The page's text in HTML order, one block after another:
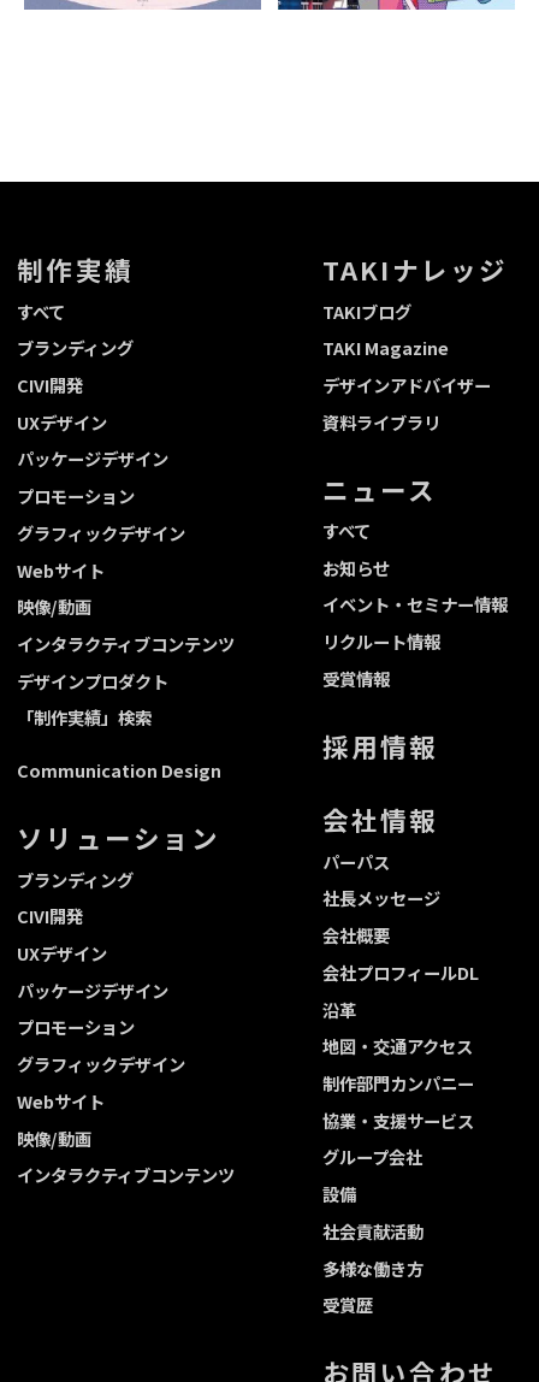
制作実績
すべて
ブランディング
CIVI開発
UXデザイン
パッケージデザイン
プロモーション
グラフィックデザイン
Webサイト
映像/動画
インタラクティブコンテンツ
デザインプロダクト
「制作実績」検索
Communication Design
ソリューション
ブランディング
CIVI開発
UXデザイン
パッケージデザイン
プロモーション
グラフィックデザイン
Webサイト
映像/動画
インタラクティブコンテンツ
TAKIナレッジ
TAKIブログ
TAKI Magazine
デザインアドバイザー
資料ライブラリ
ニュース
すべて
お知らせ
イベント・セミナー情報
リクルート情報
受賞情報
採用情報
会社情報
パーパス
社長メッセージ
会社概要
会社プロフィールDL
沿革
地図・交通アクセス
制作部門カンパニー
協業・支援サービス
グループ会社
設備
社会貢献活動
多様な働き方
受賞歴
お問い合わせ